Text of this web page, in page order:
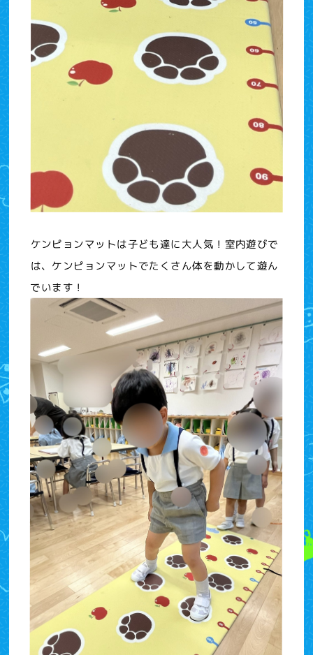
ケンピョンマットは子ども達に大人気！室内遊びで
は、ケンピョンマットでたくさん体を動かして遊ん
でいます！